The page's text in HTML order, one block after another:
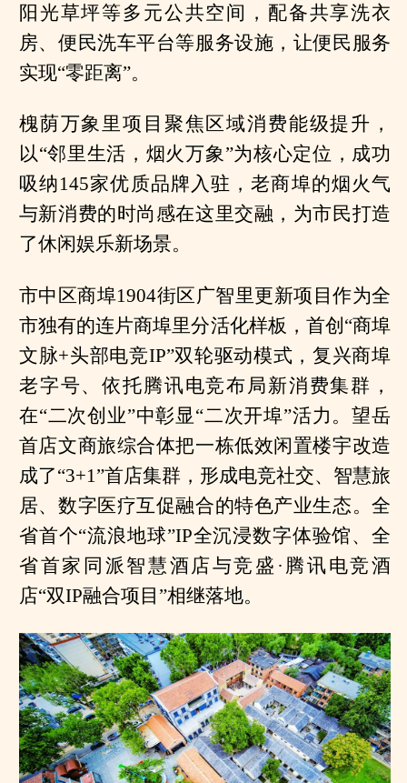
阳光草坪等多元公共空间，配备共享洗衣
房、便民洗车平台等服务设施，让便民服务
实现“零距离”。
槐荫万象里项目聚焦区域消费能级提升，
以“邻里生活，烟火万象”为核心定位，成功
吸纳145家优质品牌入驻，老商埠的烟火气
与新消费的时尚感在这里交融，为市民打造
了休闲娱乐新场景。
市中区商埠1904街区广智里更新项目作为全
市独有的连片商埠里分活化样板，首创“商埠
文脉+头部电竞IP”双轮驱动模式，复兴商埠
老字号、依托腾讯电竞布局新消费集群，
在“二次创业”中彰显“二次开埠”活力。望岳
首店文商旅综合体把一栋低效闲置楼宇改造
成了“3+1”首店集群，形成电竞社交、智慧旅
居、数字医疗互促融合的特色产业生态。全
省首个“流浪地球”IP全沉浸数字体验馆、全
省首家同派智慧酒店与竞盛·腾讯电竞酒
店“双IP融合项目”相继落地。